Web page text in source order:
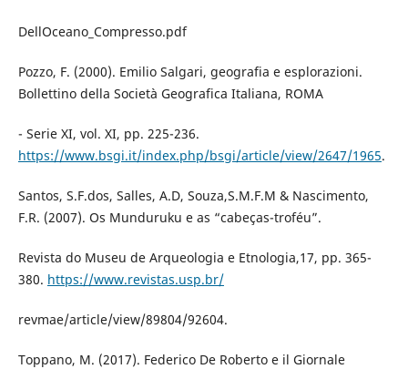
DellOceano_Compresso.pdf
Pozzo, F. (2000). Emilio Salgari, geografia e esplorazioni.
Bollettino della Società Geografica Italiana, ROMA
- Serie XI, vol. XI, pp. 225-236.
https://www.bsgi.it/index.php/bsgi/article/view/2647/1965.
Santos, S.F.dos, Salles, A.D, Souza,S.M.F.M & Nascimento,
F.R. (2007). Os Munduruku e as “cabeças-troféu”.
Revista do Museu de Arqueologia e Etnologia,17, pp. 365-
380. https://www.revistas.usp.br/
revmae/article/view/89804/92604.
Toppano, M. (2017). Federico De Roberto e il Giornale